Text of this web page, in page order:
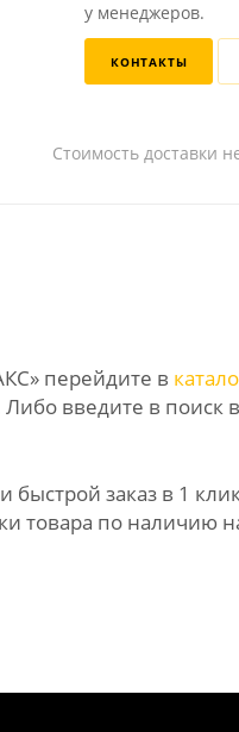
у менеджеров.
КОНТАКТЫ
Стоимость доставки
перейдите в
введите в поиск
заказ в 1
товара по наличию